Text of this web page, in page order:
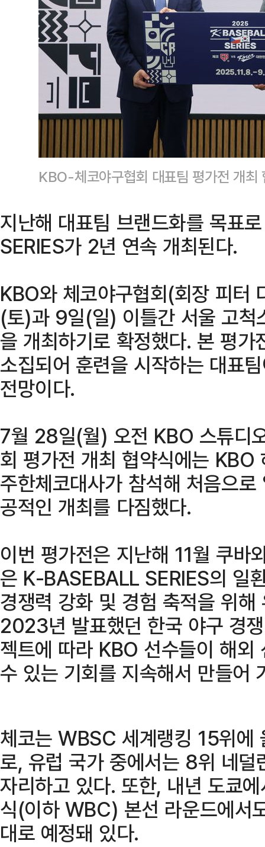
KBO-체코야구협회 대표팀 평가전 개
지난해 대표팀 브랜드화를 목표
SERIES가 2년 연속 개최된다.
KBO와 체코야구협회(회장 피터
(토)과 9일(일) 이틀간 서울 고척
을 개최하기로 확정했다. 본 평가
소집되어 훈련을 시작하는 대표
전망이다.
7월 28일(월) 오전 KBO 스튜디
회 평가전 개최 협약식에는 KBO
주한체코대사가 참석해 처음으
공적인 개최를 다짐했다.
이번 평가전은 지난해 11월 쿠바
은 K-BASEBALL SERIES의 일
경쟁력 강화 및 경험 축적을 위
2023년 발표했던 한국 야구 경
젝트에 따라 KBO 선수들이 해외
수 있는 기회를 지속해서 만들어
체코는 WBSC 세계랭킹 15위에
로, 유럽 국가 중에서는 8위 네
자리하고 있다. 또한, 내년 도쿄
식(이하 WBC) 본선 라운드에서
대로 예정돼 있다.